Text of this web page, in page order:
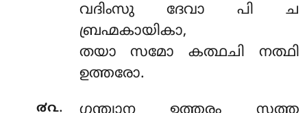
വദിംസു ദേവാ പി ച
ബ്രഹ്മകായികാ,
തയാ സമോ കത്ഥചി നത്ഥി
ഉത്തരോ.
൪൨.